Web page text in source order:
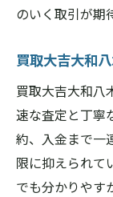
のいく取引が期
買取大吉大和
買取大吉大和八
速な査定と丁寧
約、入金まで一
限に抑えられて
でも分かりやす